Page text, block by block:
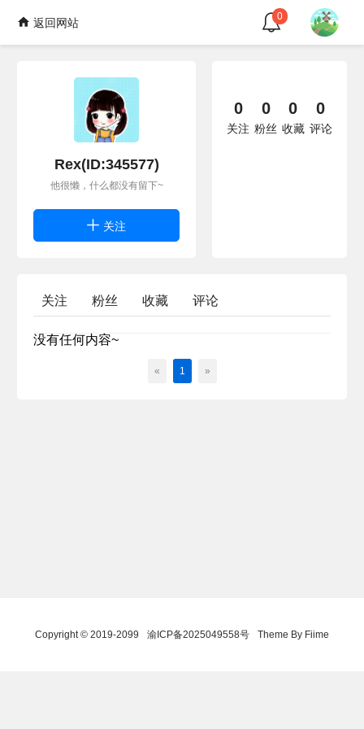
返回网站 0
Rex(ID:345577)
他很懒，什么都没有留下~
关注
0
关注
0
粉丝
0
收藏
0
评论
关注 粉丝 收藏 评论
没有任何内容~
« 1 »
Copyright © 2019-2099 渝ICP备2025049558号 Theme By Fiime